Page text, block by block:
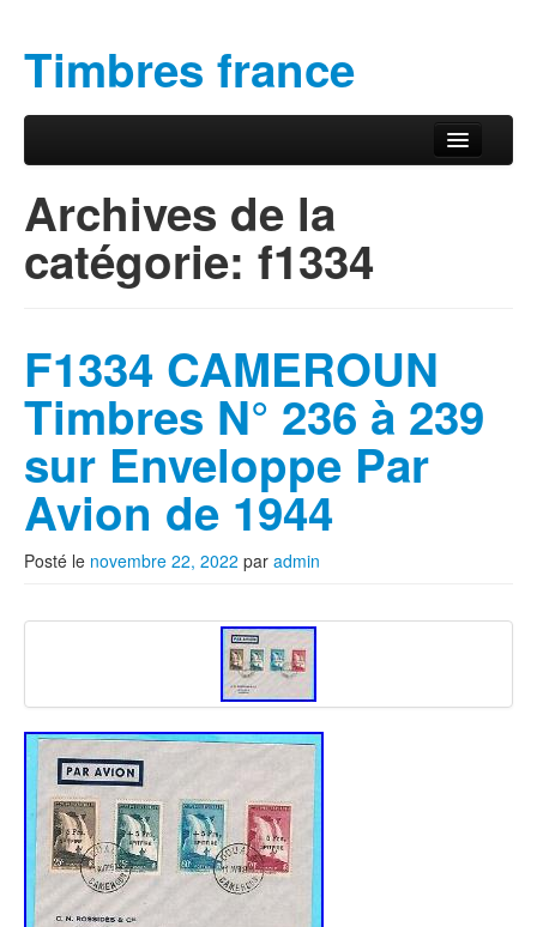
Timbres france
Menu principal
Archives de la
catégorie: f1334
F1334 CAMEROUN
Timbres N° 236 à 239
sur Enveloppe Par
Avion de 1944
Posté le novembre 22, 2022 par admin